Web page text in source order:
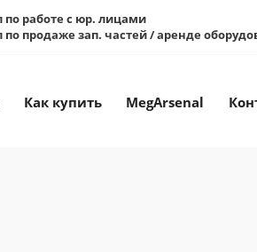
по работе с юр. лицами
по продаже зап. частей / аренде
Как купить MegArsenal